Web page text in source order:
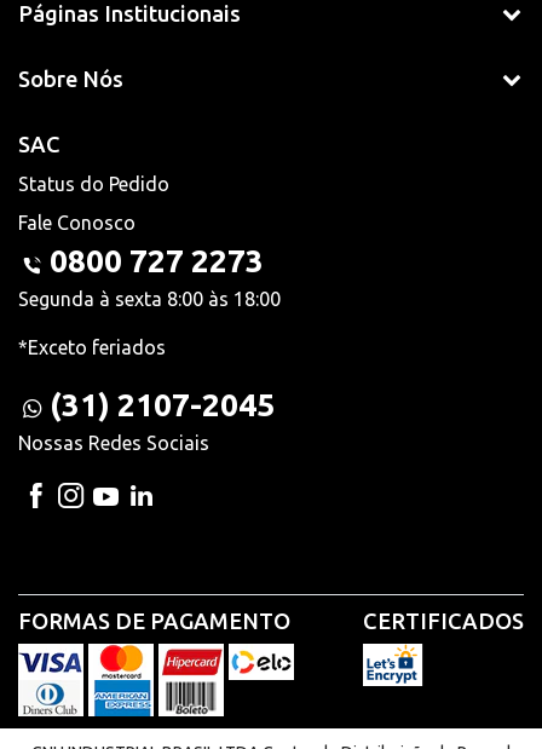
Páginas Institucionais
Sobre Nós
SAC
Status do Pedido
Fale Conosco
0800 727 2273
Segunda à sexta 8:00 às 18:00
*Exceto feriados
(31) 2107-2045
Nossas Redes Sociais
FORMAS DE PAGAMENTO CERTIFICADOS